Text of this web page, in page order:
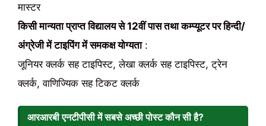
मास्टर
किसी मान्यता प्राप्त विद्यालय से 12वीं पास तथा कम्प्यूटर पर हिन्दी/
अंग्रेजी में टाइपिंग में समकक्ष योग्यता:
जूनियर क्लर्क सह टाइपिस्ट, लेखा क्लर्क सह टाइपिस्ट, ट्रेन
क्लर्क, वाणिज्यिक सह टिकट क्लर्क
आरआरबी एनटीपीसी में सबसे अच्छी पोस्ट कौन सी है?